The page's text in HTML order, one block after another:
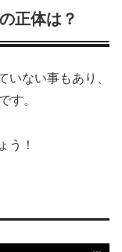
正体は？
いない事もあり、
す。
う！